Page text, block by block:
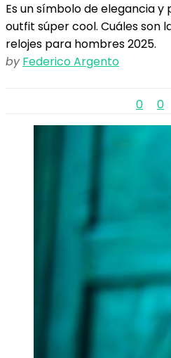
Es un símbolo de elegancia
outfit súper cool. Cuáles son
relojes para hombres 2025.
by Federico Argento
0 0